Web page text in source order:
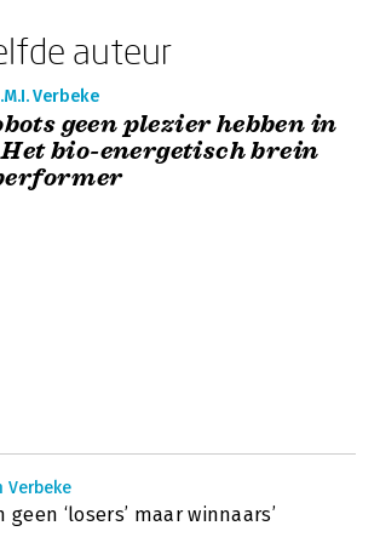
auteur
Verbeke
geen plezier hebben in
bio-energetisch brein
Verbeke
geen ‘losers’ maar winnaars’